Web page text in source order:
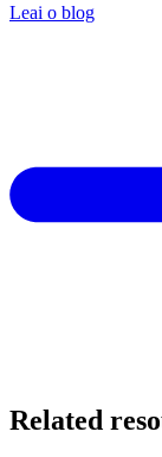
Leai o blog
Related